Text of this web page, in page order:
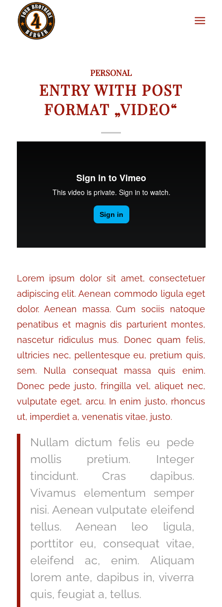
PERSONAL
ENTRY WITH POST
FORMAT „VIDEO“
Lorem ipsum dolor sit amet, consectetuer
adipiscing elit. Aenean commodo ligula eget
dolor. Aenean massa. Cum sociis natoque
penatibus et magnis dis parturient montes,
nascetur ridiculus mus. Donec quam felis,
ultricies nec, pellentesque eu, pretium quis,
sem. Nulla consequat massa quis enim.
Donec pede justo, fringilla vel, aliquet nec,
vulputate eget, arcu. In enim justo, rhoncus
ut, imperdiet a, venenatis vitae, justo.
Nullam dictum felis eu pede
mollis pretium. Integer
tincidunt. Cras dapibus.
Vivamus elementum semper
nisi. Aenean vulputate eleifend
tellus. Aenean leo ligula,
porttitor eu, consequat vitae,
eleifend ac, enim. Aliquam
lorem ante, dapibus in, viverra
quis, feugiat a, tellus.